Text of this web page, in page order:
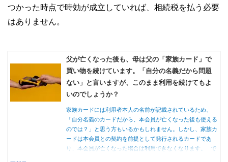
つかった時点で時効が成立していれば、相続税を払う必要
はありません。
父が亡くなった後も、母は父の「家族カード」で
買い物を続けています。「自分の名義だから問題
ない」と言いますが、このまま利用を続けてもよ
いのでしょうか？
家族カードには利用者本人の名前が記載されているため、
「自分名義のカードだから、本会員が亡くなった後も使える
のでは？」と思う方もいるかもしれません。しかし、家族カ
ードは本会員との契約を前提として発行されるカードであ
り、本会員が亡くなった場合は利用できなくなります。 で